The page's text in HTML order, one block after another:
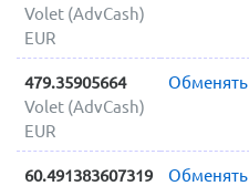
Volet (AdvCash)
EUR
479.35905664
Volet (AdvCash)
EUR
Обменять
60.491383607319
Обменять